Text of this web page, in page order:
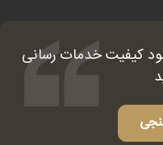
کیفیت خدمات رسانی